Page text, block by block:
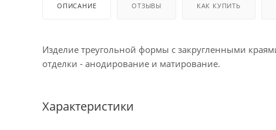
ОПИСАНИЕ ОТЗЫВЫ КАК КУПИТЬ
Изделие треугольной формы с закругленными
отделки - анодирование и матирование.
Характеристики